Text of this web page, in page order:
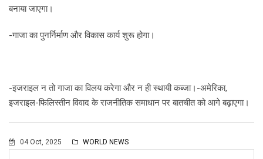
बनाया जाएगा।
-गाजा का पुनर्निर्माण और विकास कार्य शुरू होगा।
-इजराइल न तो गाजा का विलय करेगा और न ही स्थायी कब्जा।-अमेरिका,
इजराइल-फिलिस्तीन विवाद के राजनीतिक समाधान पर बातचीत को आगे बढ़ाएगा।
04 Oct, 2025 WORLD NEWS